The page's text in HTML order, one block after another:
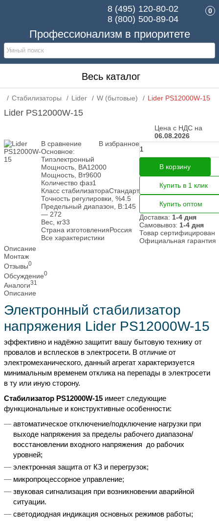
Профессионализм в приоритете
8 (495) 120-80-02
8 (800) 500-89-04
0
Весь каталог
Стабилизаторы Lider W (бытовые) Lider PS12000W-15
Lider PS12000W-15
Цена с НДС на
06.08.2026
В сравнение
В избранное
Основное:
Типэлектронный
Мощность, ВА12000
Мощность, Вт9600
Количество фаз1
Класс стабилизатораСтандарт
Точность регулировки, %4.5
Предельный диапазон, В:145
— 272
Вес, кг33
Страна изготовленияРоссия
Все характеристики
В корзину
Купить в 1 клик
Купить оптом
Доставка: 1-4 дня
Самовывоз: 1-4 дня
Товар сертифицирован
Официальная гарантия
Описание
Монтаж
Отзывы0
Обсуждение0
Аналоги31
Описание
Электронный стабилизатор
напряжения Lider PS12000W-15
эффективно и надёжно защитит вашу бытовую технику от
провалов и всплесков в электросети. В отличие от
электромеханического, данный агрегат характеризуется
минимальным временем отклика на перепады в электросети
в ту или иную сторону.
Стабилизатор PS12000W-15 имеет следующие
функциональные и конструктивные особенности:
автоматическое отключение/подключение нагрузки при
выходе напряжения за пределы рабочего диапазона/
восстановлении входного напряжения до рабочих
уровней;
электронная защита от КЗ и перегрузок;
микропроцессорное управление;
звуковая сигнализация при возникновении аварийной
ситуации.
светодиодная индикация основных режимов работы;